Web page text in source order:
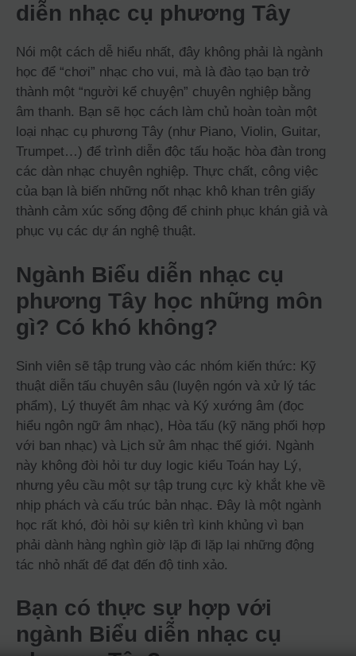
diễn nhạc cụ phương Tây
Nói một cách dễ hiểu nhất, đây không phải là ngành
học để “chơi” nhạc cho vui, mà là đào tạo bạn trở
thành một “người kể chuyện” chuyên nghiệp bằng
âm thanh. Bạn sẽ học cách làm chủ hoàn toàn một
loại nhạc cụ phương Tây (như Piano, Violin, Guitar,
Trumpet…) để trình diễn độc tấu hoặc hòa đàn trong
các dàn nhạc chuyên nghiệp. Thực chất, công việc
của bạn là biến những nốt nhạc khô khan trên giấy
thành cảm xúc sống động để chinh phục khán giả và
phục vụ các dự án nghệ thuật.
Ngành Biểu diễn nhạc cụ
phương Tây học những môn
gì? Có khó không?
Sinh viên sẽ tập trung vào các nhóm kiến thức: Kỹ
thuật diễn tấu chuyên sâu (luyện ngón và xử lý tác
phẩm), Lý thuyết âm nhạc và Ký xướng âm (đọc
hiểu ngôn ngữ âm nhạc), Hòa tấu (kỹ năng phối hợp
với ban nhạc) và Lịch sử âm nhạc thế giới. Ngành
này không đòi hỏi tư duy logic kiểu Toán hay Lý,
nhưng yêu cầu một sự tập trung cực kỳ khắt khe về
nhịp phách và cấu trúc bản nhạc. Đây là một ngành
học rất khó, đòi hỏi sự kiên trì kinh khủng vì bạn
phải dành hàng nghìn giờ lặp đi lặp lại những động
tác nhỏ nhất để đạt đến độ tinh xảo.
Bạn có thực sự hợp với
ngành Biểu diễn nhạc cụ